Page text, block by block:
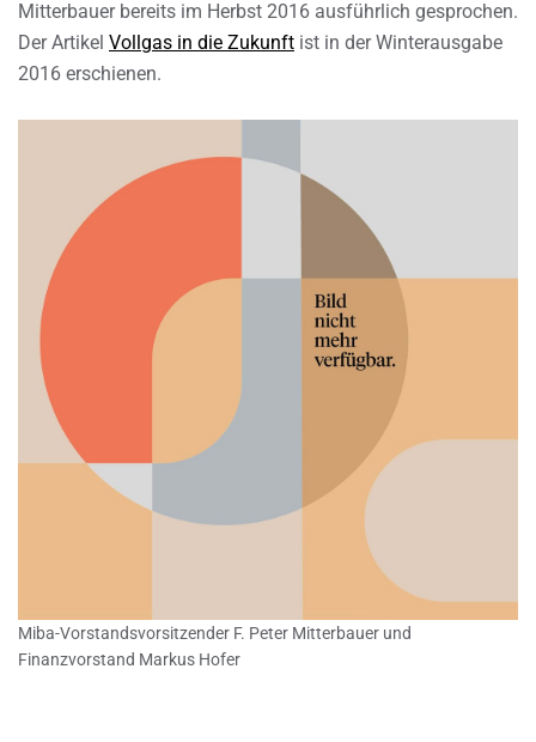
Mitterbauer bereits im Herbst 2016 ausführlich gesprochen.
Der Artikel Vollgas in die Zukunft ist in der Winterausgabe
2016 erschienen.
Miba-Vorstandsvorsitzender F. Peter Mitterbauer und
Finanzvorstand Markus Hofer